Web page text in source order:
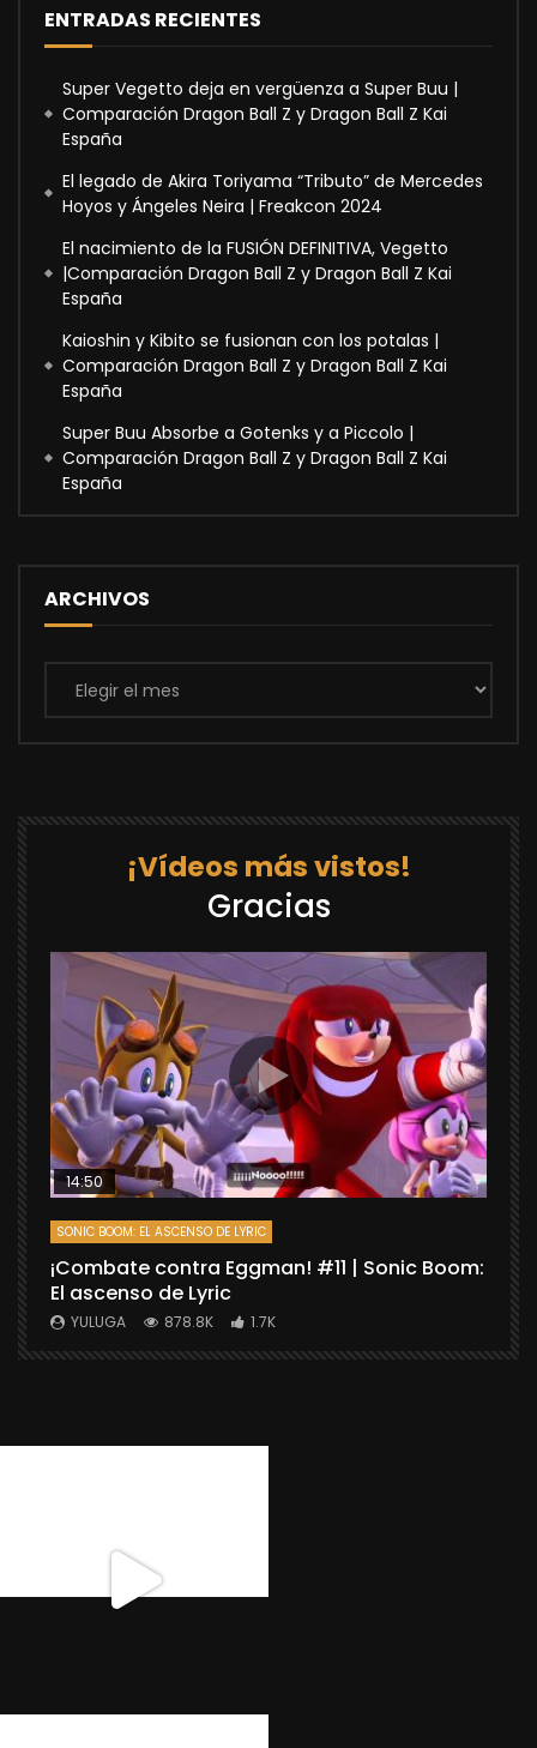
ENTRADAS RECIENTES
Super Vegetto deja en vergüenza a Super Buu |
Comparación Dragon Ball Z y Dragon Ball Z Kai
España
El legado de Akira Toriyama “Tributo” de Mercedes
Hoyos y Ángeles Neira | Freakcon 2024
El nacimiento de la FUSIÓN DEFINITIVA, Vegetto
|Comparación Dragon Ball Z y Dragon Ball Z Kai
España
Kaioshin y Kibito se fusionan con los potalas |
Comparación Dragon Ball Z y Dragon Ball Z Kai
España
Super Buu Absorbe a Gotenks y a Piccolo |
Comparación Dragon Ball Z y Dragon Ball Z Kai
España
ARCHIVOS
Archivos
¡Vídeos más vistos!
Gracias
14:50
SONIC BOOM: EL ASCENSO DE LYRIC
¡Combate contra Eggman! #11 | Sonic Boom:
El ascenso de Lyric
YULUGA 878.8K 1.7K